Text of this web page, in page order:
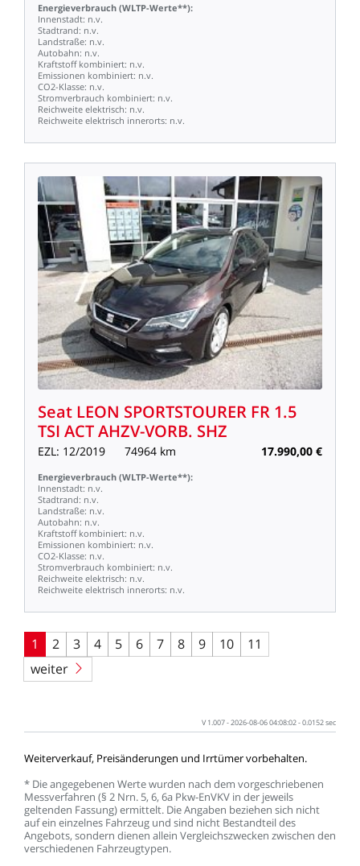
Energieverbrauch (WLTP-Werte**):
Innenstadt: n.v.
Stadtrand: n.v.
Landstraße: n.v.
Autobahn: n.v.
Kraftstoff kombiniert: n.v.
Emissionen kombiniert: n.v.
CO2-Klasse: n.v.
Stromverbrauch kombiniert: n.v.
Reichweite elektrisch: n.v.
Reichweite elektrisch innerorts: n.v.
Seat LEON SPORTSTOURER FR 1.5
TSI ACTAHZV-VORB. SHZ
EZL: 12/2019 74964 km 17.990,00 €
Energieverbrauch (WLTP-Werte**):
Innenstadt: n.v.
Stadtrand: n.v.
Landstraße: n.v.
Autobahn: n.v.
Kraftstoff kombiniert: n.v.
Emissionen kombiniert: n.v.
CO2-Klasse: n.v.
Stromverbrauch kombiniert: n.v.
Reichweite elektrisch: n.v.
Reichweite elektrisch innerorts: n.v.
1 2 3 4 5 6 7 8 9 10
11
weiter
V 1.007-2026-08-0604:08:02-0.0152sec
Weiterverkauf, Preisänderungen und Irrtümervorbehalten.
* Dieangegebenen Wertewurden nach dem vorgeschriebenen
Messverfahren (§ 2 Nrn. 5, 6, 6a Pkw-EnVKV in der jeweils
geltenden Fassung)ermittelt. DieAngaben beziehen sich nicht
aufein einzelnes Fahrzeug und sind nicht Bestandteildes
Angebots, sondern dienen allein Vergleichszwecken zwischen den
verschiedenen Fahrzeugtypen.